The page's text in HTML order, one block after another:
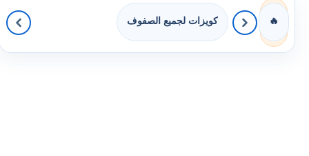
🔥 كويزات لجميع الصفوف